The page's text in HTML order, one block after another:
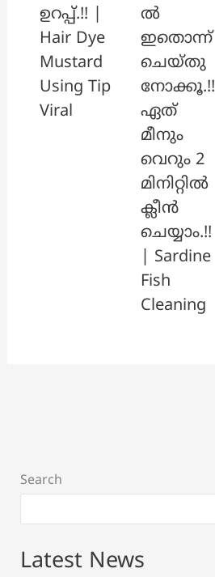
ഉറപ്പ്.!! |
Hair Dye
Mustard
Using Tip
Viral
ൽ
ഇതൊന്ന്
ചെയ്തു
നോക്കൂ.!!
ഏത്
മീനും
വെറും 2
മിനിറ്റിൽ
ക്ലീൻ
ചെയ്യാം.!!
| Sardine
Fish
Cleaning
Search
Latest News